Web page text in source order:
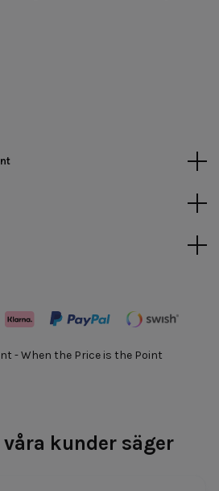
- When the Price is the Point
våra kunder säger